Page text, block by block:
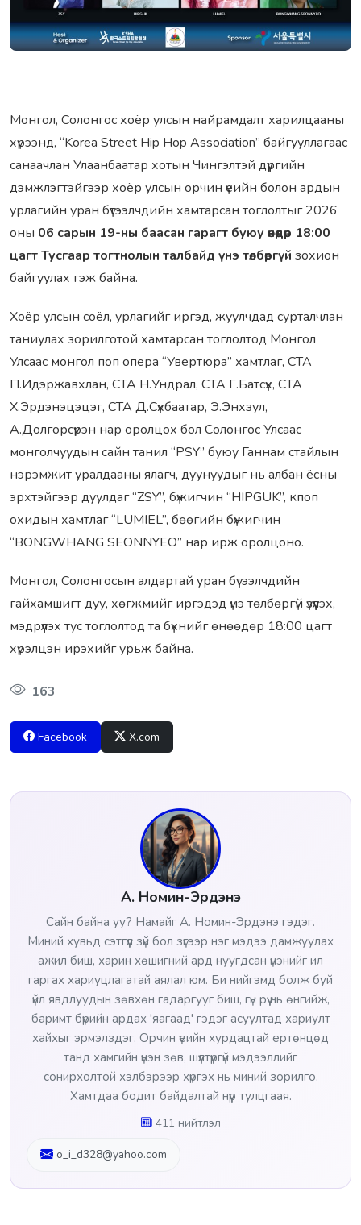
Монгол, Солонгос хоёр улсын найрамдалт харилцааны
хүрээнд, “Korea Street Hip Hop Association” байгууллагаас
санаачлан Улаанбаатар хотын Чингэлтэй дүүргийн
дэмжлэгтэйгээр хоёр улсын орчин үеийн болон ардын
урлагийн уран бүтээлчдийн хамтарсан тоглолтыг 2026
оны 06 сарын 19-ны баасан гарагт буюу өнөөдөр 18:00
цагт Тусгаар тогтнолын талбайд үнэ төлбөргүй зохион
байгуулах гэж байна.
Хоёр улсын соёл, урлагийг иргэд, жуулчдад сурталчлан
таниулах зорилготой хамтарсан тоглолтод Монгол
Улсаас монгол поп опера “Увертюра” хамтлаг, СТА
П.Идэржавхлан, СТА Н.Ундрал, СТА Г.Батсүх, СТА
Х.Эрдэнэцэцэг, СТА Д.Сүхбаатар, Э.Энхзул,
А.Долгорсүрэн нар оролцох бол Солонгос Улсаас
монголчуудын сайн танил “PSY” буюу Ганнам стайлын
нэрэмжит уралдааны ялагч, дуунуудыг нь албан ёсны
эрхтэйгээр дуулдаг “ZSY”, бүжигчин “HIPGUK”, кпоп
охидын хамтлаг “LUMIEL”, бөөгийн бүжигчин
“BONGWHANG SEONNYEO” нар ирж оролцоно.
Монгол, Солонгосын алдартай уран бүтээлчдийн
гайхамшигт дуу, хөгжмийг иргэдэд үнэ төлбөргүй үзүүлэх,
мэдрүүлэх тус тоглолтод та бүхнийг өнөөдөр 18:00 цагт
хүрэлцэн ирэхийг урьж байна.
163
Facebook X.com
А. Номин-Эрдэнэ
Сайн байна уу? Намайг А. Номин-Эрдэнэ гэдэг.
Миний хувьд сэтгүүл зүй бол зүгээр нэг мэдээ дамжуулах
ажил биш, харин хөшигний ард нуугдсан үнэнийг ил
гаргах хариуцлагатай аялал юм. Би нийгэмд болж буй
үйл явдлуудын зөвхөн гадаргууг биш, гүн рүү нь өнгийж,
баримт бүрийн ардах 'яагаад' гэдэг асуултад хариулт
хайхыг эрмэлздэг. Орчин үеийн хурдацтай ертөнцөд
танд хамгийн үнэн зөв, шүүлтүүргүй мэдээллийг
сонирхолтой хэлбэрээр хүргэх нь миний зорилго.
Хамтдаа бодит байдалтай нүүр тулцгаая.
411 нийтлэл
o_i_d328@yahoo.com